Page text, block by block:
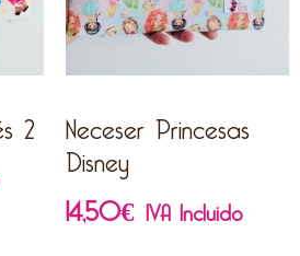
2 Neceser Princesas
Disney
14,50€ IVA Incluido